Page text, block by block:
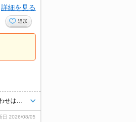
詳細を見る
追加
日 2026/08/05